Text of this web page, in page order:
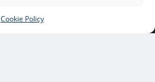
Cookie PolicyCopyright © 2021-2022 by